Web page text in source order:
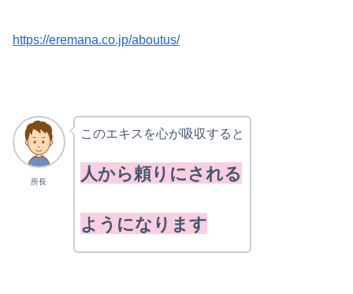
https://eremana.co.jp/aboutus/
所長
このエキスを心が吸収すると
人から頼りにされる
ようになります